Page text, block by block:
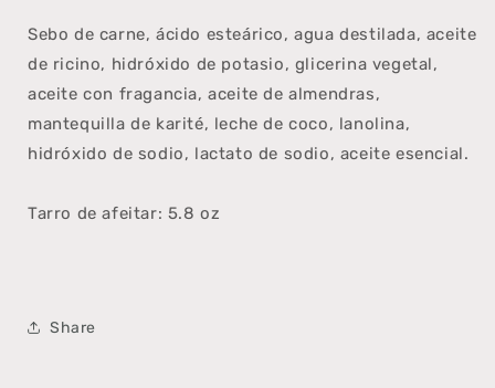
Sebo de carne, ácido esteárico, agua destilada, aceite
de ricino, hidróxido de potasio, glicerina vegetal,
aceite con fragancia, aceite de almendras,
mantequilla de karité, leche de coco, lanolina,
hidróxido de sodio, lactato de sodio, aceite esencial.
Tarro de afeitar: 5.8 oz
Share